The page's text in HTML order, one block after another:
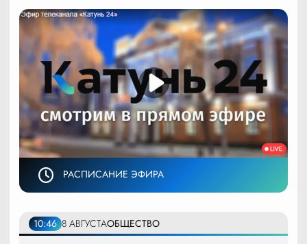
РАСПИСАНИЕ ЭФИРА
10:46 8 АВГУСТАОБЩЕСТВО